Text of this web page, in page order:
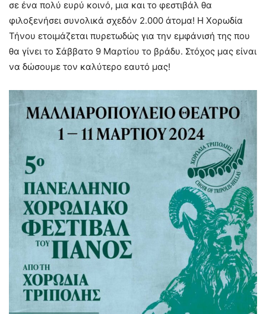
σε ένα πολύ ευρύ κοινό, μια και το φεστιβάλ θα
φιλοξενήσει συνολικά σχεδόν 2.000 άτομα! Η Χορωδία
Τήνου ετοιμάζεται πυρετωδώς για την εμφάνισή της που
θα γίνει το Σάββατο 9 Μαρτίου το βράδυ. Στόχος μας είναι
να δώσουμε τον καλύτερο εαυτό μας!